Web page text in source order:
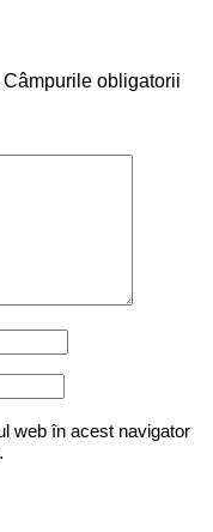
Câmpurile obligatorii
web în acest navigator